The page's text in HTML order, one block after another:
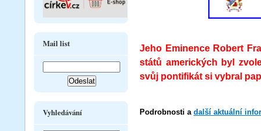
Jeho Eminence Robert
států amerických byl
svůj pontifikát si vybral
Podrobnosti a další aktuální
Mail list
Vyhledávání